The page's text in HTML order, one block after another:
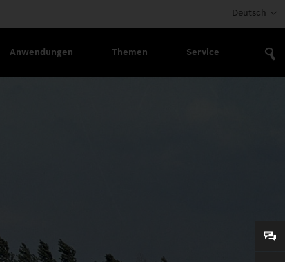
Deutsch
Anwendungen Themen Service